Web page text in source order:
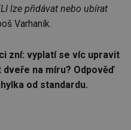
lze přidávat nebo ubírat
Varhaník.
zní: vyplatí se víc upravit
na míru? Odpověď
od standardu.